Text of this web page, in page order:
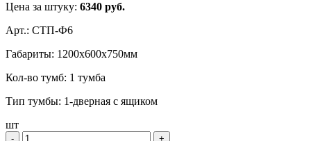
Цена за штуку: 6340 руб.
Арт.: СТП-Ф6
Габариты: 1200х600х750мм
Кол-во тумб: 1 тумба
Тип тумбы: 1-дверная с ящиком
шт
‐
+